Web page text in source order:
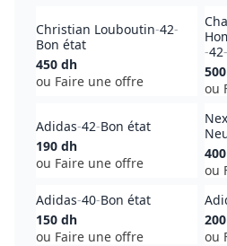
Christian Louboutin-42-
Bon état
450 dh
ou Faire une offre
-42-
500
ou
Adidas-42-Bon état
190 dh
ou Faire une offre
400
ou
Adidas-40-Bon état
150 dh
ou Faire une offre
200
ou